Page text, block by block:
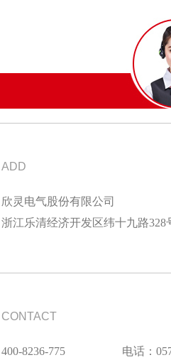
ADD
灵电气股份有限公司
江乐清经济开发区纬十九路328
CONTACT
8236-775
电话：